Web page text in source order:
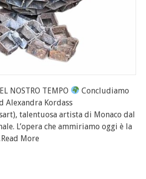
NOSTRO TEMPO
Concludiamo
Alexandra Kordass
talentuosa artista di Monaco dal
L’opera che ammiriamo oggi è la
More